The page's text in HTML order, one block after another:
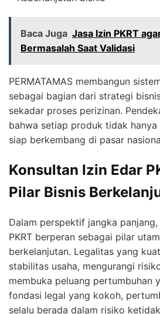
Baca Juga Jasa Izin PKRT
Bermasalah Saat Validasi
PERMATAMAS membangun
sebagai bagian dari strategi
sekadar proses perizinan.
bahwa setiap produk tidak
siap berkembang di pasar
Konsultan Izin Edar
Pilar Bisnis
Dalam perspektif jangka
PKRT berperan sebagai pilar
berkelanjutan. Legalitas yang
stabilitas usaha, mengurangi
membuka peluang pertumbuhan
fondasi legal yang kokoh,
selalu berada dalam risiko